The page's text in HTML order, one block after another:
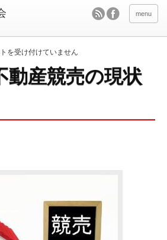
menu
を受け付けていません
動産競売の現状